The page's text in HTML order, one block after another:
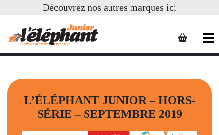
Découvrez nos autres marques ici
L’ÉLÉPHANT JUNIOR – HORS-
SÉRIE – SEPTEMBRE 2019